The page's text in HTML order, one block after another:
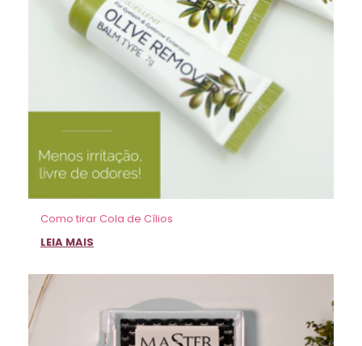
Como tirar Cola de Cílios
LEIA MAIS